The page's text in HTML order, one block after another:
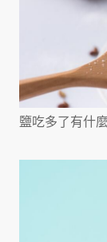
鹽吃多了有什